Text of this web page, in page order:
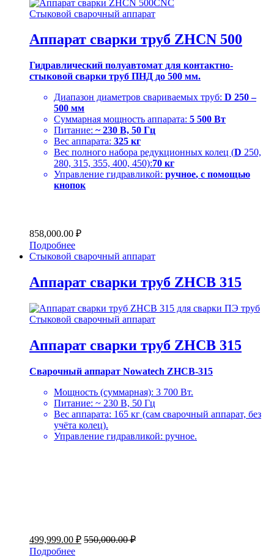
Стыковой сварочный аппарат
Аппарат сварки труб ZHCN 500
Гидравлический полуавтомат для контактно-
стыковой сварки труб ПНД до 500 мм.
Диапазон диаметров свариваемых труб: D 250 –
500 мм
Суммарная мощность аппарата: 5 500 Вт
Питание: ~ 230 В, 50 Гц
Вес аппарата: 325 кг
Вес полного набора редукционных колец (D 250,
280, 315, 355, 400, 450):70 кг
Управление гидравликой: ручное, с помощью
кнопок
858,000.00 ₽
Подробнее
Стыковой сварочный аппарат
Аппарат сварки труб ZHCB 315
Стыковой сварочный аппарат
Аппарат сварки труб ZHCB 315
Сварочный аппарат Nowatech ZHCB-315
Мощность (суммарная): 3 700 Вт.
Питание: ~ 230 В, 50 Гц
Вес аппарата: 165 кг (сам сварочный аппарат, без
учёта колец).
Управление гидравликой: ручное.
499,999.00 ₽ 550,000.00₽
Подробнее